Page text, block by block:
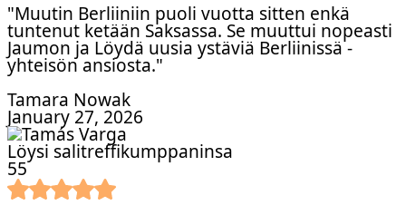
"Muutin Berliiniin puoli vuotta sitten enkä
tuntenut ketään Saksassa. Se muuttui nopeasti
Jaumon ja Löydä uusia ystäviä Berliinissä -
yhteisön ansiosta."
Tamara Nowak
January 27, 2026
Löysi salitreffikumppaninsa
55